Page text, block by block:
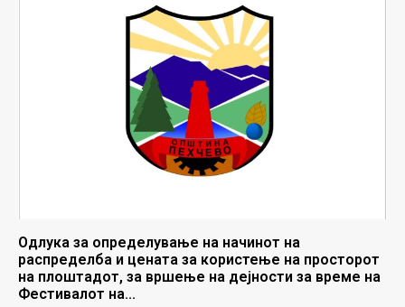
Одлука за определување на начинот на
распределба и цената за користење на просторот
на плоштадот, за вршење на дејности за време на
Фестивалот на...